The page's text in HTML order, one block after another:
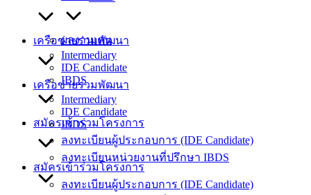
ผลงานเด่น
เครือข่ายร่วมพัฒนา
Intermediary
IDE Candidate
IBDS
สมัครเข้าร่วมโครงการ
ลงทะเบียนผู้ประกอบการ (IDE Candidate)
เครือข่ายร่วมพัฒนา
Intermediary
IDE Candidate
IBDS
สมัครเข้าร่วมโครงการ
ลงทะเบียนผู้ประกอบการ (IDE Candidate)
ลงทะเบียนหน่วยงานที่ปรึกษา IBDS